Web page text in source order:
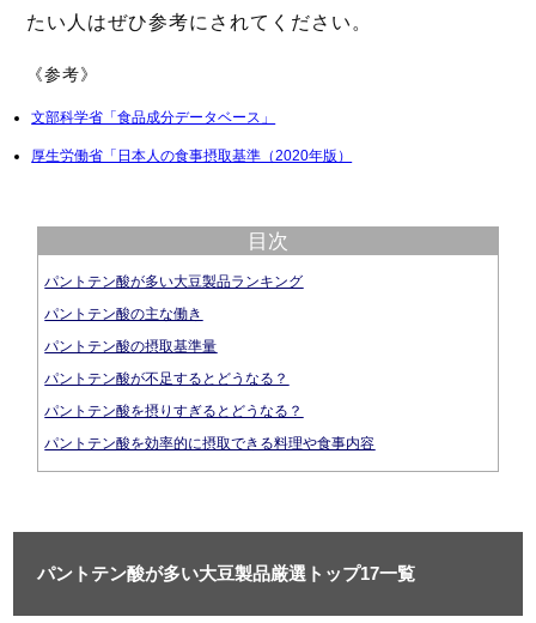
たい人はぜひ参考にされてください。
《参考》
文部科学省「食品成分データベース」
厚生労働省「日本人の食事摂取基準（2020年版）
目次
パントテン酸が多い大豆製品ランキング
パントテン酸の主な働き
パントテン酸の摂取基準量
パントテン酸が不足するとどうなる？
パントテン酸を摂りすぎるとどうなる？
パントテン酸を効率的に摂取できる料理や食事内容
パントテン酸が多い大豆製品厳選トップ17一覧